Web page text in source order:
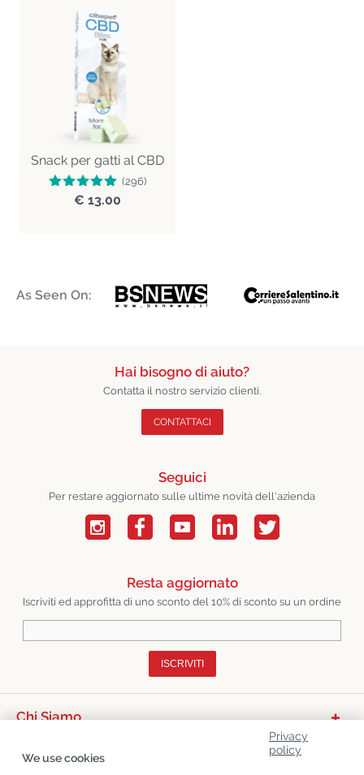
Snack per gatti al CBD
(296)
€ 13.00
As Seen On:
Hai bisogno di aiuto?
Contatta il nostro servizio clienti.
CONTATTACI
Seguici
Per restare aggiornato sulle ultime novità dell'azienda
Resta aggiornato
Iscriviti ed approfitta di uno sconto del 10% di sconto su un ordine
ISCRIVITI
Chi Siamo
Privacy
policy
We use cookies